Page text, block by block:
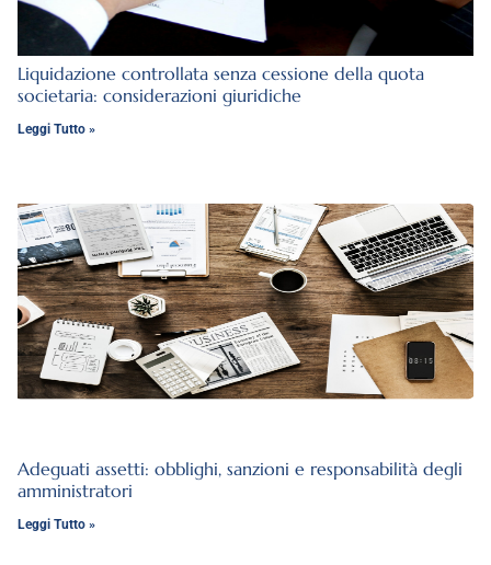
Liquidazione controllata senza cessione della quota
societaria: considerazioni giuridiche
Leggi Tutto »
Adeguati assetti: obblighi, sanzioni e responsabilità degli
amministratori
Leggi Tutto »